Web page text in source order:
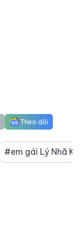
Theo dõi
#em gái Lý Nhã Kỳ